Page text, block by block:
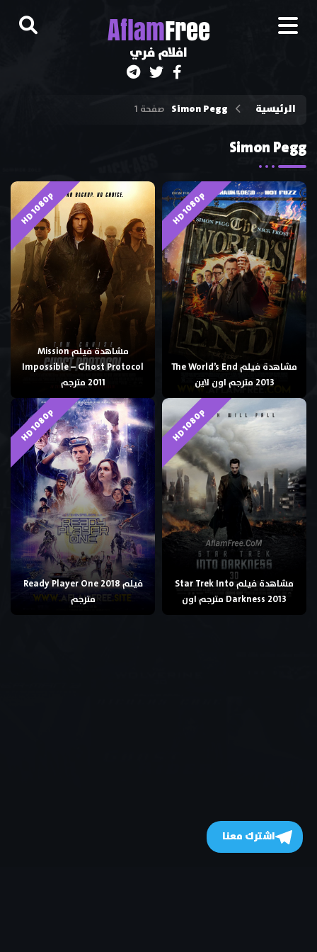
AflamFree
افلام فري
الرئيسية Simon Pegg صفحة 1
Simon Pegg
HD 1080p
مشاهدة فيلم The World’s End
2013 مترجم اون لاين
HD 1080p
مشاهدة فيلم Mission
Impossible – Ghost Protocol
2011 مترجم
HD 1080p
مشاهدة فيلم Star Trek Into
Darkness 2013 مترجم اون
HD 1080p
فيلم Ready Player One 2018
مترجم
اشترك معنا